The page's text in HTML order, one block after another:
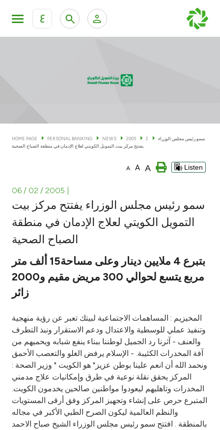
ع
KFH Online Corporate Banking Services
Cards
Banking Tiers
Investment
Ways to bank
Tools & Services
Contact us
Branch & ATM locator
Germany
Malaysia
HOME PAGE PERSONAL BANKING NEWS 2005 2
سمو رئيس مجلس الوزراء
يفتتح مركز بيت التمويل الكويتي لعلاج الإدمان في منطقة الصباح الصحية
A A A Listen
06 / 02 / 2005
سمو رئيس مجلس الوزراء يفتتح مركز بيت
التمويل الكويتي لعلاج الإدمان في منطقة
الصباح الصحية
بتبرع 4 ملايين دينار وعلى مساحة15 ألف متر
مربع يتسع لحوالي 300 مريض مقيم و2000
زائر
المخيزيم : المساهمات الاجتماعية لبيتك تعبر عن رؤية منهجية
وتنفيذ عملي للوسطية والاعتدال ودعم الاستقرار ونبذ التطرف
والعنف - آثرنا رد الجميل لوطننا ببناء ينفع شبابه ويحميهم من
آفة المخدرات الكئيبة. - الإسلام يرفض الغلو والتعصب الأحمق
ونحمد الله أن انعم علينا بوطن عزيز" هو الكويت " وزير الصحة :
المركز يحقق نقلة نوعية في طرق وإمكانيات علاج مدمني
المخدرات وتاهليهم ليعودوا مواطنين صالحين يخدمون الكويت.
المتبرع حرص على إنشاء وتجهيز المركز وفق أرقى المستويات
والنظم العالمية ليكون الصرح الطبي الأكبر في مجاله
بالمنطقة . افتتح سمو رئيس مجلس الوزراء الشيخ صباح الاحمد